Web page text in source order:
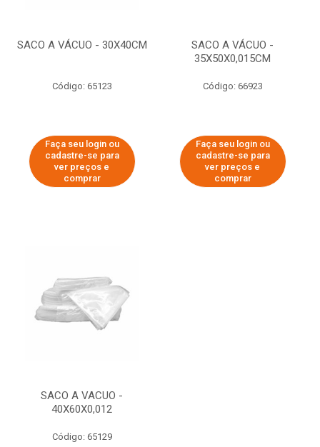
SACO A VÁCUO - 30X40CM
Código: 65123
Faça seu login ou
cadastre-se para
ver preços e
comprar
SACO A VÁCUO -
35X50X0,015CM
Código: 66923
Faça seu login ou
cadastre-se para
ver preços e
comprar
SACO A VACUO -
40X60X0,012
Código: 65129